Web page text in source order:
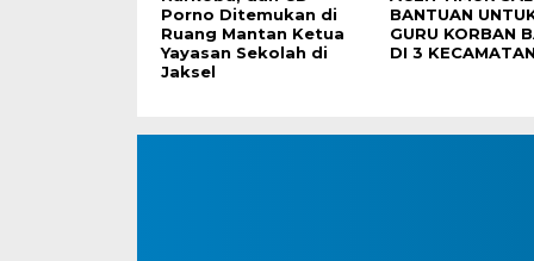
Porno Ditemukan di
Ruang Mantan Ketua
Yayasan Sekolah di
Jaksel
BANTUAN
GURU KORBAN
DI 3